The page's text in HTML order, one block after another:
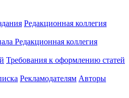
Редакционная коллегия
Редакционная коллегия
Требования к оформлению статей
Рекламодателям Авторы